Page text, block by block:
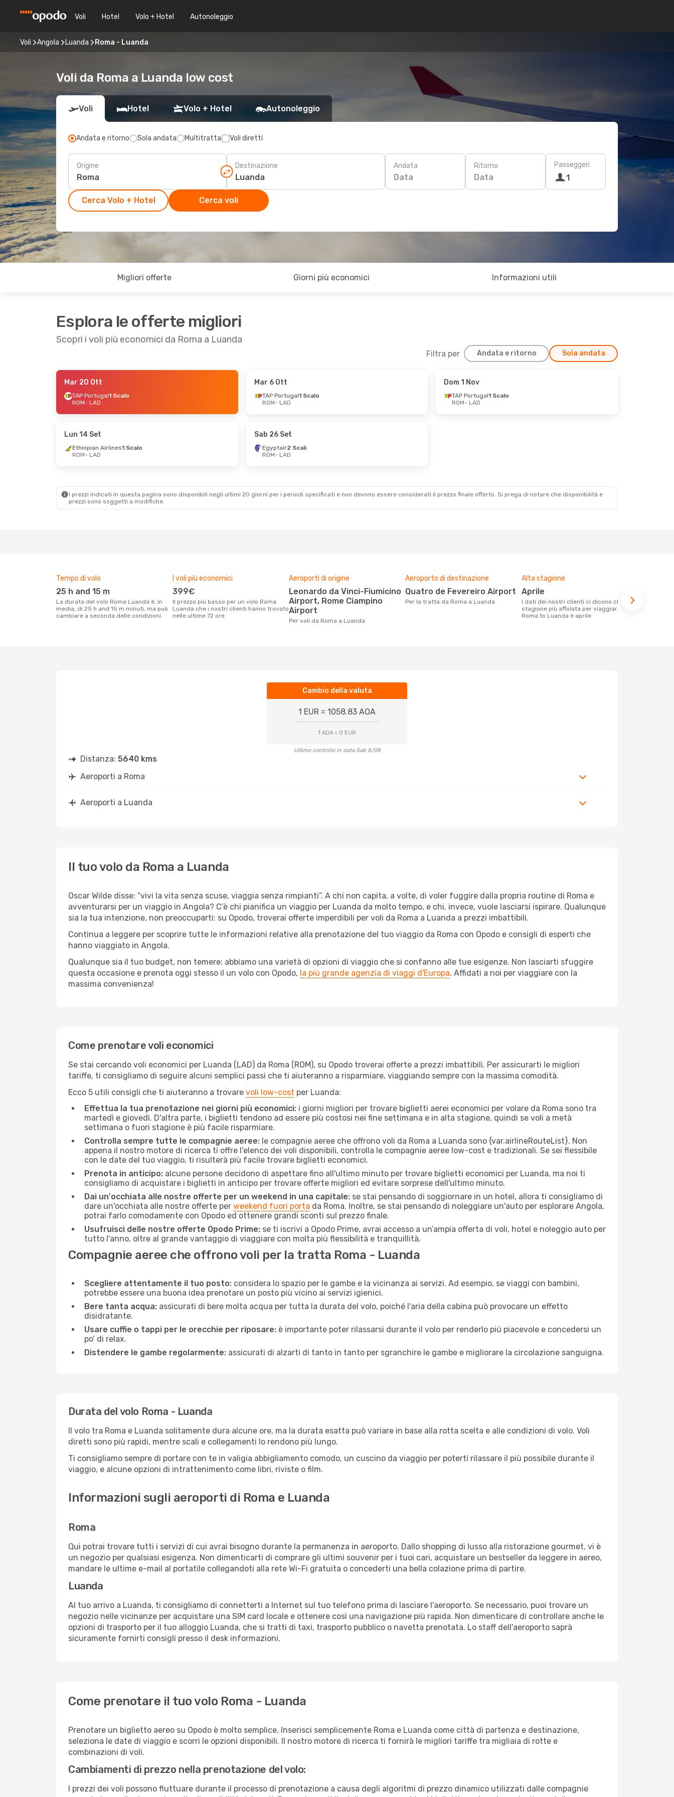
Voli Hotel Volo + Hotel Autonoleggio
Voli Angola Luanda Roma - Luanda
Voli da Roma a Luanda low cost
Voli Hotel Volo + Hotel Autonoleggio
Andata e ritorno Sola andata Multitratta Voli diretti
Origine Destinazione Andata
Data
Ritorno
Data
Passeggeri
1
Cerca Volo + Hotel Cerca voli
Migliori offerte Giorni più economici Informazioni utili
Esplora le offerte migliori
Scopri i voli più economici da Roma a Luanda
Filtra per Andata e ritorno Sola andata
- Lun 2 Nov
1 Scalo
- Gio 22 Ott
LAD - ROM
Mar 20 Ott
TAP Portugal1 Scalo
ROM- LAD
Mar 6 Ott
TAP Portugal1 Scalo
ROM- LAD
Dom 1 Nov
TAP Portugal1 Scalo
ROM- LAD
Lun 14 Set
Ethiopian Airlines1 Scalo
ROM- LAD
Sab 26 Set
Egyptair2 Scali
ROM- LAD
I prezzi indicati in questa pagina sono disponibili negli ultimi 20 giorni per i periodi specificati e non devono essere considerati il ​​prezzo finale offerto. Si prega di notare che disponibilità e
prezzi sono soggetti a modifiche.
Tempo di volo
25 h and 15 m
La durata del volo Roma Luanda è, in
media, di 25 h and 15 m minuti, ma può
cambiare a seconda delle condizioni.
I voli più economici
399€
Il prezzo più basso per un volo Roma
Luanda che i nostri clienti hanno trovato
nelle ultime 72 ore
Aeroporti di origine
Leonardo da Vinci-Fiumicino
Airport, Rome Ciampino
Airport
Per voli da Roma a Luanda
Aeroporto di destinazione
Quatro de Fevereiro Airport
Per la tratta da Roma a Luanda
Alta stagione
aprile
I dati dei nostri clienti ci dicono che la
stagione più affolata per viaggiare da
Roma to Luanda è aprile
Cambio della valuta
1 EUR = 1058.83 AOA
1 AOA = 0 EUR
Ultimo controllo in data Sab 8/08
Distanza: 5640 kms
Aeroporti a Roma
Aeroporti a Luanda
Il tuo volo da Roma a Luanda
Oscar Wilde disse: “vivi la vita senza scuse, viaggia senza rimpianti”. A chi non capita, a volte, di voler fuggire dalla propria routine di Roma e
avventurarsi per un viaggio in Angola? C’è chi pianifica un viaggio per Luanda da molto tempo, e chi, invece, vuole lasciarsi ispirare. Qualunque
sia la tua intenzione, non preoccuparti: su Opodo, troverai offerte imperdibili per voli da Roma a Luanda a prezzi imbattibili.
Continua a leggere per scoprire tutte le informazioni relative alla prenotazione del tuo viaggio da Roma con Opodo e consigli di esperti che
hanno viaggiato in Angola.
Qualunque sia il tuo budget, non temere: abbiamo una varietà di opzioni di viaggio che si confanno alle tue esigenze. Non lasciarti sfuggire
questa occasione e prenota oggi stesso il un volo con Opodo, la più grande agenzia di viaggi d'Europa. Affidati a noi per viaggiare con la
massima convenienza!
Come prenotare voli economici
Se stai cercando voli economici per Luanda (LAD) da Roma (ROM), su Opodo troverai offerte a prezzi imbattibili. Per assicurarti le migliori
tariffe, ti consigliamo di seguire alcuni semplici passi che ti aiuteranno a risparmiare, viaggiando sempre con la massima comodità.
Ecco 5 utili consigli che ti aiuteranno a trovare voli low-cost per Luanda:
Effettua la tua prenotazione nei giorni più economici: i giorni migliori per trovare biglietti aerei economici per volare da Roma sono tra
martedì e giovedì. D'altra parte, i biglietti tendono ad essere più costosi nei fine settimana e in alta stagione, quindi se voli a metà
settimana o fuori stagione è più facile risparmiare.
Controlla sempre tutte le compagnie aeree: le compagnie aeree che offrono voli da Roma a Luanda sono {​var.airlineRouteList}. Non
appena il nostro motore di ricerca ti offre l'elenco dei voli disponibili, controlla le compagnie aeree low-cost e tradizionali. Se sei flessibile
con le date del tuo viaggio, ti risulterà più facile trovare biglietti economici.
Prenota in anticipo: alcune persone decidono di aspettare fino all'ultimo minuto per trovare biglietti economici per Luanda, ma noi ti
consigliamo di acquistare i biglietti in anticipo per trovare offerte migliori ed evitare sorprese dell'ultimo minuto.
Dai un'occhiata alle nostre offerte per un weekend in una capitale: se stai pensando di soggiornare in un hotel, allora ti consigliamo di
dare un'occhiata alle nostre offerte per weekend fuori porta da Roma. Inoltre, se stai pensando di noleggiare un'auto per esplorare Angola,
potrai farlo comodamente con Opodo ed ottenere grandi sconti sul prezzo finale.
Usufruisci delle nostre offerte Opodo Prime: se ti iscrivi a Opodo Prime, avrai accesso a un’ampia offerta di voli, hotel e noleggio auto per
tutto l'anno, oltre al grande vantaggio di viaggiare con molta più flessibilità e tranquillità.
Compagnie aeree che offrono voli per la tratta Roma - Luanda
Scegliere attentamente il tuo posto: considera lo spazio per le gambe e la vicinanza ai servizi. Ad esempio, se viaggi con bambini,
potrebbe essere una buona idea prenotare un posto più vicino ai servizi igienici.
Bere tanta acqua: assicurati di bere molta acqua per tutta la durata del volo, poiché l'aria della cabina può provocare un effetto
disidratante.
Usare cuffie o tappi per le orecchie per riposare: è importante poter rilassarsi durante il volo per renderlo piú piacevole e concedersi un
po’ di relax.
Distendere le gambe regolarmente: assicurati di alzarti di tanto in tanto per sgranchire le gambe e migliorare la circolazione sanguigna.
Durata del volo Roma - Luanda
Il volo tra Roma e Luanda solitamente dura alcune ore, ma la durata esatta può variare in base alla rotta scelta e alle condizioni di volo. Voli
diretti sono più rapidi, mentre scali e collegamenti lo rendono più lungo.
Ti consigliamo sempre di portare con te in valigia abbigliamento comodo, un cuscino da viaggio per poterti rilassare il più possibile durante il
viaggio, e alcune opzioni di intrattenimento come libri, riviste o film.
Informazioni sugli aeroporti di Roma e Luanda
Roma
Qui potrai trovare tutti i servizi di cui avrai bisogno durante la permanenza in aeroporto. Dallo shopping di lusso alla ristorazione gourmet, vi è
un negozio per qualsiasi esigenza. Non dimenticarti di comprare gli ultimi souvenir per i tuoi cari, acquistare un bestseller da leggere in aereo,
mandare le ultime e-mail al portatile collegandoti alla rete Wi-Fi gratuita o concederti una bella colazione prima di partire.
Luanda
Al tuo arrivo a Luanda, ti consigliamo di connetterti a Internet sul tuo telefono prima di lasciare l'aeroporto. Se necessario, puoi trovare un
negozio nelle vicinanze per acquistare una SIM card locale e ottenere così una navigazione più rapida. Non dimenticare di controllare anche le
opzioni di trasporto per il tuo alloggio Luanda, che si tratti di taxi, trasporto pubblico o navetta prenotata. Lo staff dell'aeroporto saprà
sicuramente fornirti consigli presso il desk informazioni.
Come prenotare il tuo volo Roma - Luanda
Prenotare un biglietto aereo su Opodo è molto semplice. Inserisci semplicemente Roma e Luanda come città di partenza e destinazione,
seleziona le date di viaggio e scorri le opzioni disponibili. Il nostro motore di ricerca ti fornirà le migliori tariffe tra migliaia di rotte e
combinazioni di voli.
Cambiamenti di prezzo nella prenotazione del volo:
I prezzi dei voli possono fluttuare durante il processo di prenotazione a causa degli algoritmi di prezzo dinamico utilizzati dalle compagnie